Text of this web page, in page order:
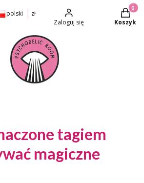
polski
zł
Zaloguj się
Koszyk
tagiem
magiczne